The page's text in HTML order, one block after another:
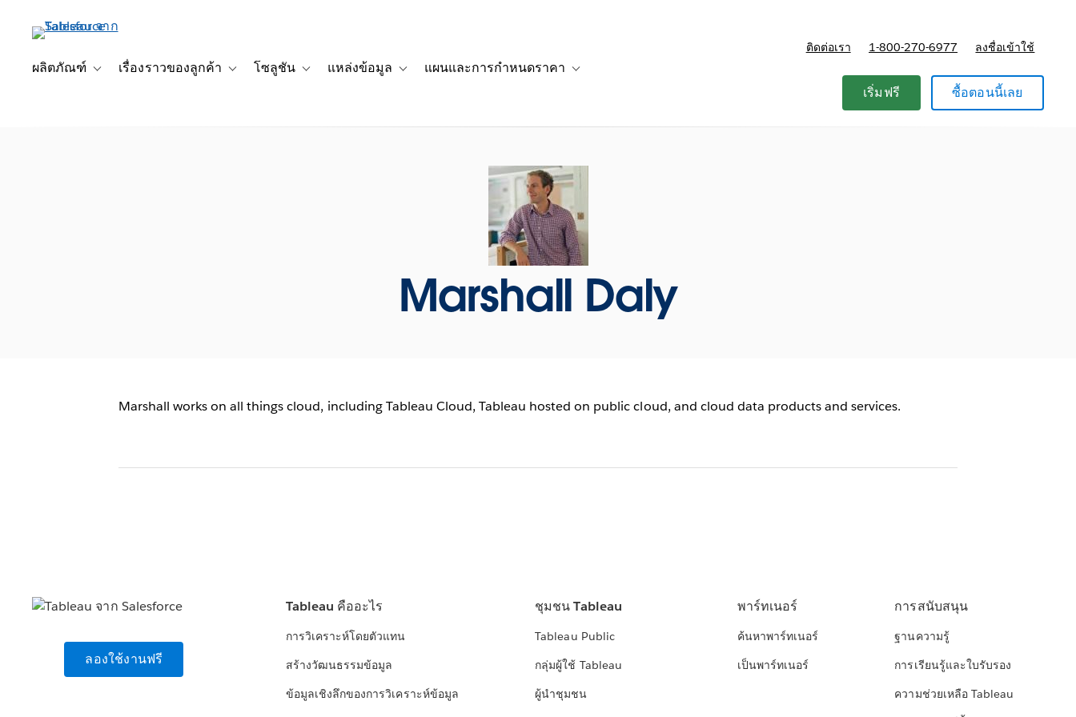
เนื้อหาผลิตภัณฑ์
Toggle sub-navigation for ผลิตภัณฑ์
เรื่องราวของลูกค้า
Toggle sub-navigation for เรื่องราวของลูกค้า
โซลูชัน
Toggle sub-navigation for โซลูชัน
แหล่งข้อมูล แผนและการกำหนดราคา
ติดต่อเรา 1-800-270-6977 ลงชื่อเข้าใช้
เริ่มฟรี ซื้อตอนนี้เลย
Marshall Daly
Marshall works on all things cloud, including Tableau Cloud, Tableau hosted on public cloud, and cloud data products and services.
ลองใช้งานฟรี
Tableau คืออะไร
การวิเคราะห์โดยตัวแทน
สร้างวัฒนธรรมข้อมูล
ข้อมูลเชิงลึกของการวิเคราะห์ข้อมูล
ชุมชน Tableau
Tableau Public
กลุ่มผู้ใช้ Tableau
ผู้นำชุมชน
พาร์ทเนอร์
ค้นหาพาร์ทเนอร์
เป็นพาร์ทเนอร์
การสนับสนุน
ฐานความรู้
การเรียนรู้และใบรับรอง
ความช่วยเหลือ Tableau